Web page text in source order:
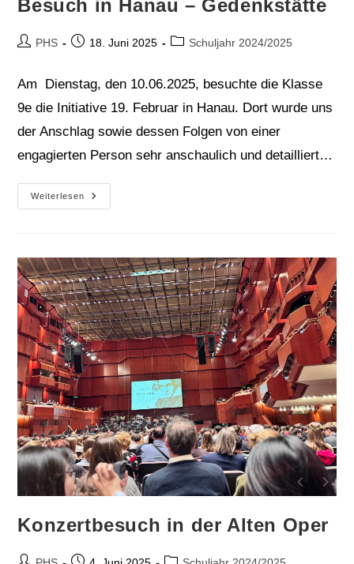
Besuch in Hanau – Gedenkstätte
Beitrags-
PHS
Beitrag18. Juni 2025
Beitrags-
Schuljahr 2024/2025
Am Dienstag, den 10.06.2025, besuchte die Klasse
9e die Initiative 19. Februar in Hanau. Dort wurde uns
der Anschlag sowie dessen Folgen von einer
engagierten Person sehr anschaulich und detailliert…
Weiterlesen
Besuch
In
Konzertbesuch in der Alten Oper
Beitrags- Beitrag Beitrags-